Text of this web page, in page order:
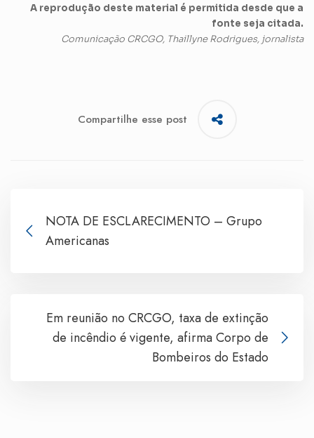
A reprodução deste material é permitida desde que a
fonte seja citada.
Comunicação CRCGO, Thaillyne Rodrigues, jornalista
Compartilhe esse post
NOTA DE ESCLARECIMENTO – Grupo
Americanas
Em reunião no CRCGO, taxa de extinção
de incêndio é vigente, afirma Corpo de
Bombeiros do Estado